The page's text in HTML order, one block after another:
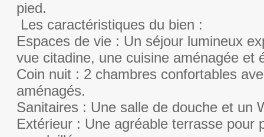
pied.
Les caractéristiques du bien :
Espaces de vie : Un séjour lumineux
vue citadine, une cuisine aménagée et
Coin nuit : 2 chambres confortables
aménagés.
Sanitaires : Une salle de douche et un
Extérieur : Une agréable terrasse pour